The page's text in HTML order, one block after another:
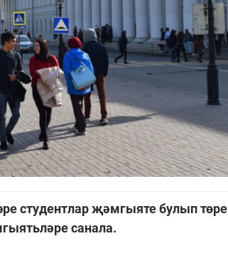
студентлар җәмгыяте булып
санала.